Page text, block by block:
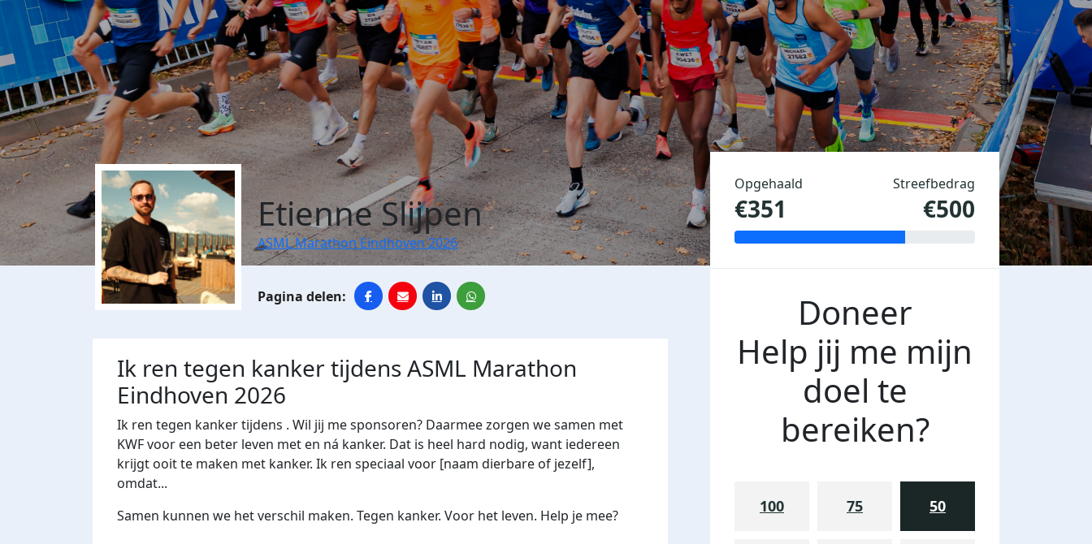
Etienne Slijpen
ASML Marathon Eindhoven 2026
Ik ren tegen kanker tijdens ASML Marathon
Eindhoven 2026
Ik ren tegen kanker tijdens . Wil jij me sponsoren? Daarmee zorgen we samen met
KWF voor een beter leven met en ná kanker. Dat is heel hard nodig, want iedereen
krijgt ooit te maken met kanker. Ik ren speciaal voor [naam dierbare of jezelf],
omdat...
Samen kunnen we het verschil maken. Tegen kanker. Voor het leven. Help je mee?
Opgehaald
€351
Streefbedrag
€500
Doneer
Help jij me mijn
doel te
bereiken?
100 75 50